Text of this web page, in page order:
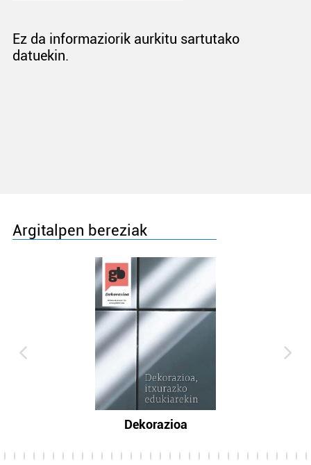
Ez da informaziorik aurkitu sartutako
datuekin.
Argitalpen bereziak
Dekorazioa